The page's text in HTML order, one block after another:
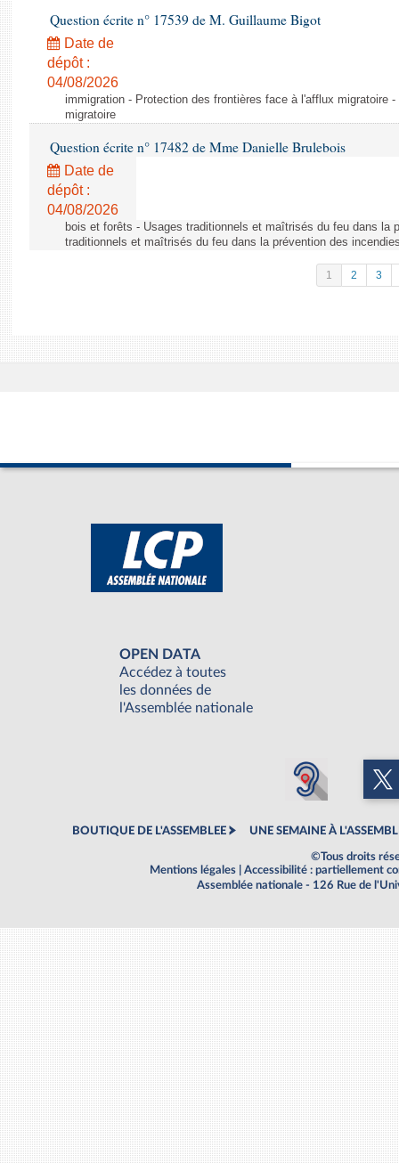
Question écrite n° 17539 de M. Guillaume Bigot
Date de
dépôt :
04/08/2026
immigration - Protection des frontières face à l'afflux migratoire
migratoire
Question écrite n° 17482 de Mme Danielle Brulebois
Date de
dépôt :
04/08/2026
bois et forêts - Usages traditionnels et maîtrisés du feu dans la
traditionnels et maîtrisés du feu dans la prévention des
1 2 3
OPEN DATA
Accédez à toutes
les données de
l'Assemblée nationale
BOUTIQUE DE L'ASSEMBLEE UNE SEMAINE À
©Tous droits
Mentions légales
Accessibilité : partiellement
Assemblée nationale - 126 Rue de